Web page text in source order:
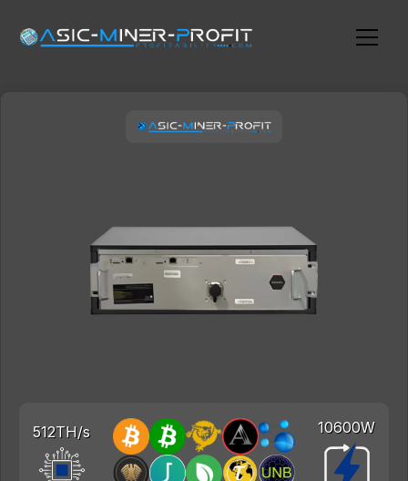
512TH/s 10600W